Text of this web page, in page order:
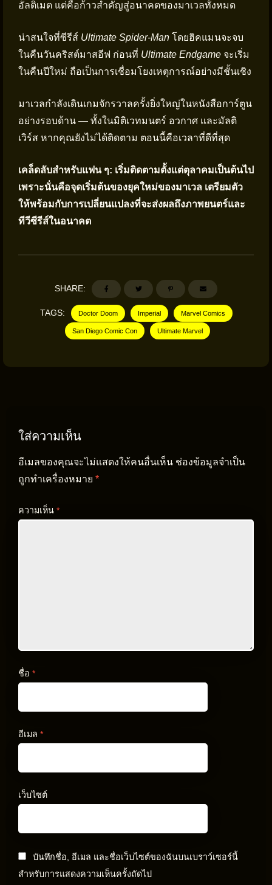
อัลติเมต แต่คือก้าวสำคัญสู่อนาคตของมาเวลทั้งหมด
น่าสนใจที่ซีรีส์ Ultimate Spider-Man โดยฮิคแมนจะจบ
ในคืนวันคริสต์มาสอีฟ ก่อนที่ Ultimate Endgame จะเริ่ม
ในคืนปีใหม่ ถือเป็นการเชื่อมโยงเหตุการณ์อย่างมีชั้นเชิง
มาเวลกำลังเดินเกมจักรวาลครั้งยิ่งใหญ่ในหนังสือการ์ตูน
อย่างรอบด้าน — ทั้งในมิติเวทมนตร์ อวกาศ และมัลติ
เวิร์ส หากคุณยังไม่ได้ติดตาม ตอนนี้คือเวลาที่ดีที่สุด
เคล็ดลับสำหรับแฟน ๆ: เริ่มติดตามตั้งแต่ตุลาคมเป็นต้นไป
เพราะนั่นคือจุดเริ่มต้นของยุคใหม่ของมาเวล เตรียมตัว
ให้พร้อมกับการเปลี่ยนแปลงที่จะส่งผลถึงภาพยนตร์และ
ทีวีซีรีส์ในอนาคต
SHARE:
TAGS: Doctor Doom Imperial Marvel Comics
San Diego Comic Con Ultimate Marvel
ใส่ความเห็น
อีเมลของคุณจะไม่แสดงให้คนอื่นเห็น ช่องข้อมูลจำเป็น
ถูกทำเครื่องหมาย *
ความเห็น *
ชื่อ *
อีเมล *
เว็บไซต์
บันทึกชื่อ, อีเมล และชื่อเว็บไซต์ของฉันบนเบราว์เซอร์นี้
สำหรับการแสดงความเห็นครั้งถัดไป